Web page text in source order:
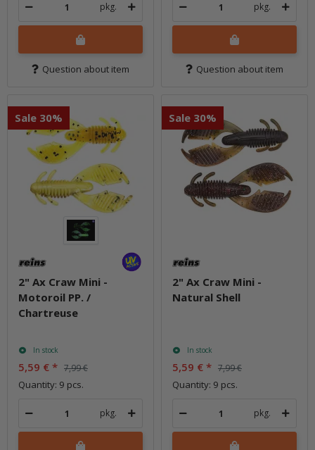
pkg.
Question about item
pkg.
Question about item
Sale 30%
2" Ax Craw Mini -
Motoroil PP. /
Chartreuse
In stock
5,59 € * 7,99 €
Quantity: 9 pcs.
pkg.
Sale 30%
2" Ax Craw Mini -
Natural Shell
In stock
5,59 € * 7,99 €
Quantity: 9 pcs.
pkg.